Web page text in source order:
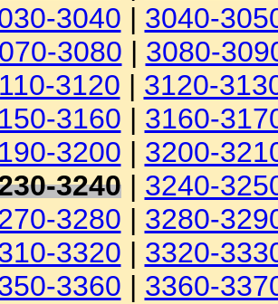
3040 | 3040-
3080 | 3080-
3120 | 3120-
3160 | 3160-
3200 | 3200-
3240| 3240-
3280 | 3280-
3320 | 3320-
3360 | 3360-